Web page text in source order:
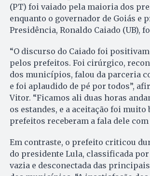
(PT) foi vaiado pela maioria dos
enquanto o governador de Goiás e
Presidência, Ronaldo Caiado (UB),
“O discurso do Caiado foi
pelos prefeitos. Foi cirúrgico,
dos municípios, falou da parceria
e foi aplaudido de pé por todos”,
Vitor. “Ficamos ali duas horas
os estandes, e a aceitação foi muito
prefeitos receberam a fala dele com
Em contraste, o prefeito criticou
do presidente Lula, classificada
vazia e desconectada das